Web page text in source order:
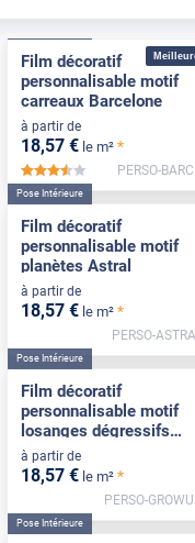
Film décoratif
personnalisable motif
carreaux Barcelone
à partir de
18,57 € le m² *
*****
Pose Intérieure
Film décoratif
personnalisable motif
planètes Astral
à partir de
18,57 € le m² *
PERSO-
Pose Intérieure
Film décoratif
personnalisable motif
losanges dégressifs
Growup
à partir de
18,57 € le m² *
PERSO-
Pose Intérieure